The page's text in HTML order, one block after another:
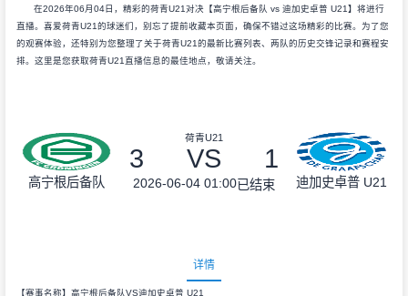
在2026年06月04日，精彩的荷青U21对决【高宁根后备队 vs 迪加史卓普 U21】将进行
直播。喜爱荷青U21的球迷们，别忘了提前收藏本页面，确保不错过这场精彩的比赛。为了您
的观赛体验，还特别为您整理了关于荷青U21的最新比赛列表、两队的历史交锋记录和赛程安
排。这里是您获取荷青U21直播信息的最佳地点，敬请关注。
高宁根后备队
荷青U21
3 VS 1
2026-06-04 01:00已结束 迪加史卓普 U21
详情
【赛事名称】高宁根后备队VS迪加史卓普 U21